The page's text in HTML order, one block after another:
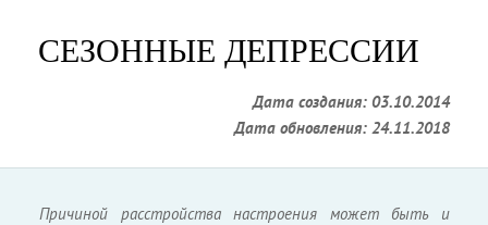
СЕЗОННЫЕ ДЕПРЕССИИ
Дата создания: 03.10.2014
Дата обновления: 24.11.2018
Причиной расстройства настроения может быть и